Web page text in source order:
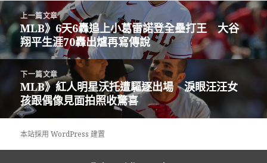
文
章
導
覽
上一篇文章
上
一
篇
文
章:
MLB》6天6轟追上小葛雷諾登全壘打王 大谷
翔平生涯70轟出爐再寫傳說
下一篇文章
下
一
篇
文
MLB》紅人明星沃托遭驅逐出場 淚眼汪汪女
孩跟偶像見面拍照收驚喜
本站採用 WordPress 建置